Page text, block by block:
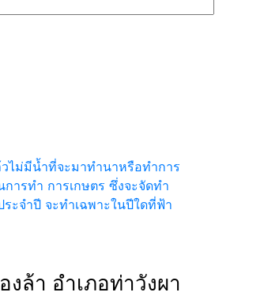
ไม่มีน้ำที่จะมาทำนาหรือทำการ
ารทำ การเกษตร ซึ่งจะจัดทำ
ะจำปี จะทำเฉพาะในปีใดที่ฟ้า
ล้า อำเภอท่าวังผา